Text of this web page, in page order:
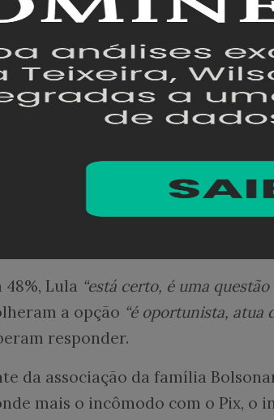
concorram com o sistema
21% responderam que sim, e
indica ainda que 78% dos
e que 96% de do que já
perguntou também como
de Lula com os Estados
48%, Lula “está certo, é uma
a opção “é oportunista, atua
responder.
da associação da família
mais o incômodo com o Pix, o